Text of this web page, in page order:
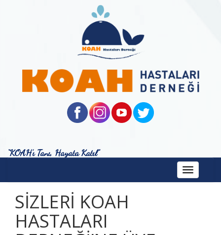
“KOAH’ı Tanı, Hayata Katıl”
Toggle
navigation
SİZLERİ KOAH
HASTALARI